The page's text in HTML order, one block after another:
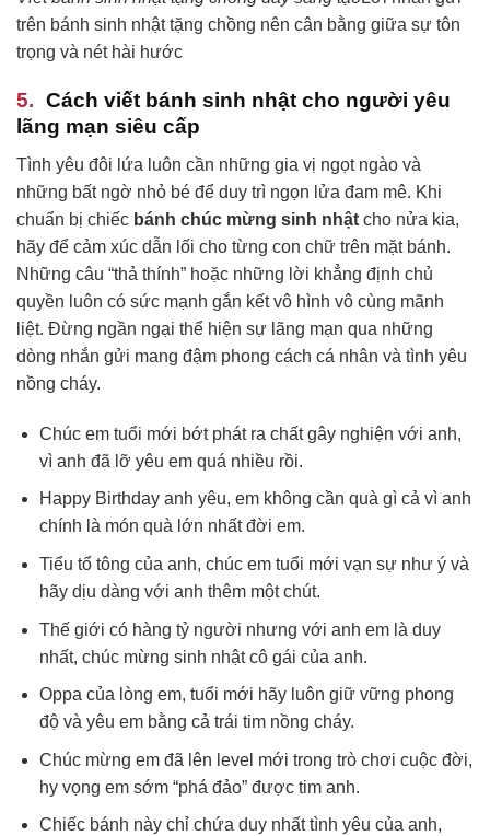
trên bánh sinh nhật tặng chồng nên cân bằng giữa sự tôn
trọng và nét hài hước
Cách viết bánh sinh nhật cho người yêu
lãng mạn siêu cấp
Tình yêu đôi lứa luôn cần những gia vị ngọt ngào và
những bất ngờ nhỏ bé để duy trì ngọn lửa đam mê. Khi
chuẩn bị chiếc bánh chúc mừng sinh nhật cho nửa kia,
hãy để cảm xúc dẫn lối cho từng con chữ trên mặt bánh.
Những câu “thả thính” hoặc những lời khẳng định chủ
quyền luôn có sức mạnh gắn kết vô hình vô cùng mãnh
liệt. Đừng ngần ngại thể hiện sự lãng mạn qua những
dòng nhắn gửi mang đậm phong cách cá nhân và tình yêu
nồng cháy.
Chúc em tuổi mới bớt phát ra chất gây nghiện với anh,
vì anh đã lỡ yêu em quá nhiều rồi.
Happy Birthday anh yêu, em không cần quà gì cả vì anh
chính là món quà lớn nhất đời em.
Tiểu tổ tông của anh, chúc em tuổi mới vạn sự như ý và
hãy dịu dàng với anh thêm một chút.
Thế giới có hàng tỷ người nhưng với anh em là duy
nhất, chúc mừng sinh nhật cô gái của anh.
Oppa của lòng em, tuổi mới hãy luôn giữ vững phong
độ và yêu em bằng cả trái tim nồng cháy.
Chúc mừng em đã lên level mới trong trò chơi cuộc đời,
hy vọng em sớm “phá đảo” được tim anh.
Chiếc bánh này chỉ chứa duy nhất tình yêu của anh,